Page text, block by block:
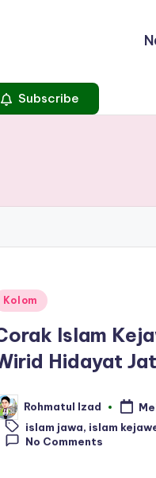
Subscribe
Kolom
Islam
Hidayat
Rohmatul Izad
Tags:
islam jawa, islam
No Comments